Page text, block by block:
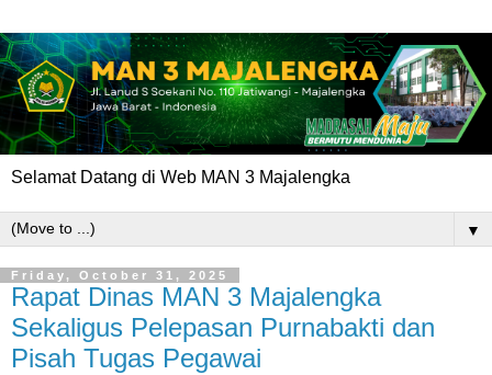
Selamat Datang di Web MAN 3 Majalengka
▼
Friday, October 31, 2025
Rapat Dinas MAN 3 Majalengka
Sekaligus Pelepasan Purnabakti dan
Pisah Tugas Pegawai